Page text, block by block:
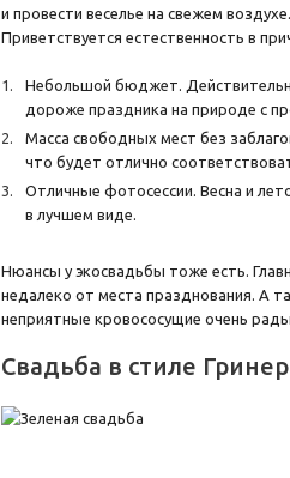
и провести веселье на свежем
Приветствуется естественность в
Небольшой бюджет.
дороже праздника на природе с
Масса свободных мест без
что будет отлично
Отличные фотосессии. Весна и
в лучшем виде.
Нюансы у экосвадьбы тоже есть.
недалеко от места празднования. А
неприятные кровососущие очень
Свадьба в стиле